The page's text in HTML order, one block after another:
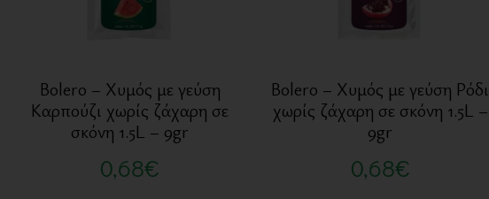
Bolero – Χυμός με γεύση
Καρπούζι χωρίς ζάχαρη σε
σκόνη 1.5L – 9gr
0,68€
Bolero – Χυμός με γεύση Ρόδι
χωρίς ζάχαρη σε σκόνη 1.5L –
9gr
0,68€